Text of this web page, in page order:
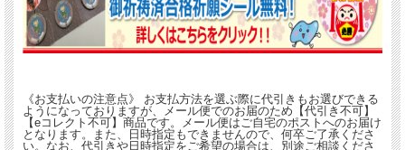
まる子と友蔵が描かれたデザインは青が基調で
見ているだけでとても爽やかな気分になりますね☆✨
★まる子と花輪クン★
静岡市清水区のために描き起こされたデザインです！
《お支払いの注意点》 お支払方法を選ぶ際に代引きもお選びできる
ようになっておりますが、メール便でのお届のため【代引き不可】
【eコレクト不可】商品です。メール便はご自宅のポストへのお届け
となります。また、日時指定もできませんので、何卒ご了承くださ
い。なお、代引きや日時指定をご希望の場合は、別途ご相談くださ